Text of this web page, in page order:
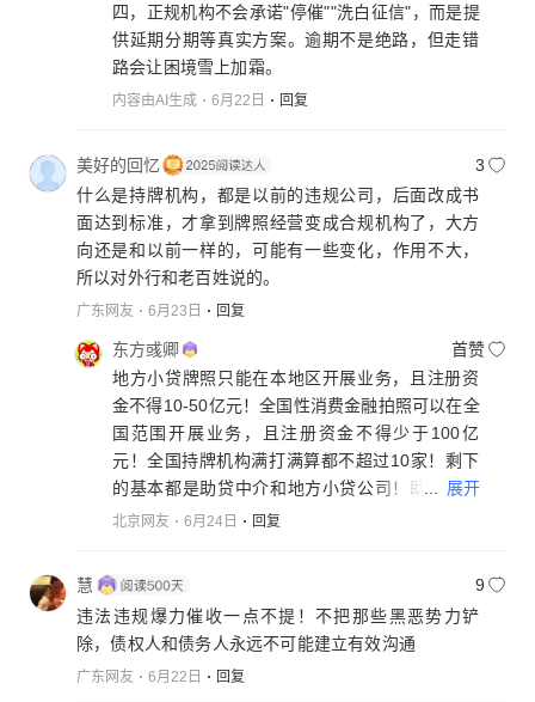
四，正规机构不会承诺"停催""洗白征信"，而是提
供延期分期等真实方案。逾期不是绝路，但走错
路会让困境雪上加霜。
内容由AI生成 6月22日 回复
美好的回忆
3
什么是持牌机构，都是以前的违规公司，后面改成书
面达到标准，才拿到牌照经营变成合规机构了，大方
向还是和以前一样的，可能有一些变化，作用不大，
所以对外行和老百姓说的。
广东网友 6月23日 回复
东方彧卿
首赞
地方小贷牌照只能在本地区开展业务，且注册资
金不得10-50亿元！全国性消费金融拍照可以在全
国范围开展业务，且注册资金不得少于100亿
元！全国持牌机构满打满算都不超过10家！剩下
的基本都是助贷中介和地方小贷公司！助贷中介
和地方小贷牌照公司就弄出来很多app，根据借
当地的出资方放款规避违规风险！
展开
北京网友 6月24日 回复
慧
9
违法违规爆力催收一点不提！不把那些黑恶势力铲
除，债权人和债务人永远不可能建立有效沟通
广东网友 6月22日 回复